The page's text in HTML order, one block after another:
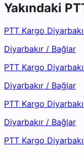
Yakındaki
PTT Kargo
Diyarbakır / Bağlar
PTT Kargo
Diyarbakır / Bağlar
PTT Kargo
Diyarbakır / Bağlar
PTT Kargo